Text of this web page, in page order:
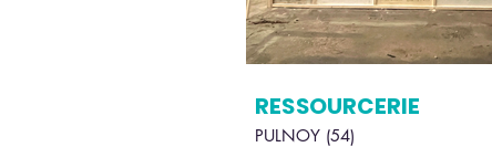
RESSOURCERIE
PULNOY (54)